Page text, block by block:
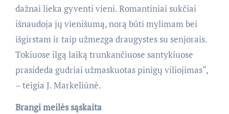
dažnai lieka gyventi vieni. Romantiniai sukčiai
išnaudoja jų vienišumą, norą būti mylimam bei
išgirstam ir taip užmezga draugystes su senjorais.
Tokiuose ilgą laiką trunkančiuose santykiuose
prasideda gudriai užmaskuotas pinigų viliojimas“,
– teigia J. Markeliūnė.
Brangi meilės sąskaita